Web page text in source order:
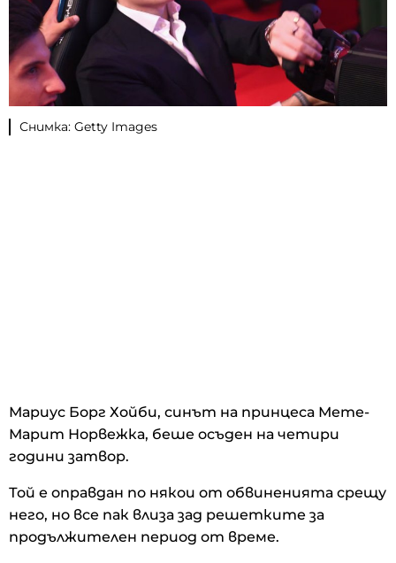
Снимка: Getty Images
Мариус Борг Хойби, синът на принцеса Мете-
Марит Норвежка, беше осъден на четири
години затвор.
Той е оправдан по някои от обвиненията срещу
него, но все пак влиза зад решетките за
продължителен период от време.